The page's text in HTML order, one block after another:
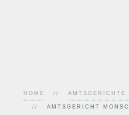
HOME AMTSGERICHTE
AMTSGERICHT